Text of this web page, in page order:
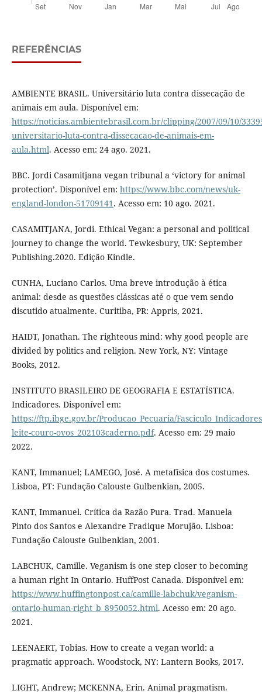
REFERÊNCIAS
AMBIENTE BRASIL. Universitário luta contra dissecação de
animais em aula. Disponível em:
https://noticias.ambientebrasil.com.br/clipping/2007/09/10/
universitario-luta-contra-dissecacao-de-animais-em-
aula.html. Acesso em: 24 ago. 2021.
BBC. Jordi Casamitjana vegan tribunal a ‘victory for animal
protection’. Disponível em: https://www.bbc.com/news/uk-
england-london-51709141. Acesso em: 10 ago. 2021.
CASAMITJANA, Jordi. Ethical Vegan: a personal and political
journey to change the world. Tewkesbury, UK: September
Publishing.2020. Edição Kindle.
CUNHA, Luciano Carlos. Uma breve introdução à ética
animal: desde as questões clássicas até o que vem sendo
discutido atualmente. Curitiba, PR: Appris, 2021.
HAIDT, Jonathan. The righteous mind: why good people are
divided by politics and religion. New York, NY: Vintage
Books, 2012.
INSTITUTO BRASILEIRO DE GEOGRAFIA E ESTATÍSTICA.
Indicadores. Disponível em:
https://ftp.ibge.gov.br/Producao_Pecuaria/
leite-couro-ovos_202103caderno.pdf. Acesso em: 29 maio
2022.
KANT, Immanuel; LAMEGO, José. A metafísica dos costumes.
Lisboa, PT: Fundação Calouste Gulbenkian, 2005.
KANT, Immanuel. Crítica da Razão Pura. Trad. Manuela
Pinto dos Santos e Alexandre Fradique Morujão. Lisboa:
Fundação Calouste Gulbenkian, 2001.
LABCHUK, Camille. Veganism is one step closer to becoming
a human right In Ontario. HuffPost Canada. Disponível em:
https://www.huffingtonpost.ca/camille-labchuk/veganism-
ontario-human-right_b_8950052.html. Acesso em: 20 ago.
2021.
LEENAERT, Tobias. How to create a vegan world: a
pragmatic approach. Woodstock, NY: Lantern Books, 2017.
LIGHT, Andrew; MCKENNA, Erin. Animal pragmatism.